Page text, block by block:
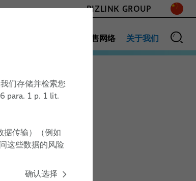
BIZLINK GROUP
销售网络 关于我们
活动
们存储并检索您
para. 1 p. 1 lit.
据传输）（例如
这些数据的风险
确认选择